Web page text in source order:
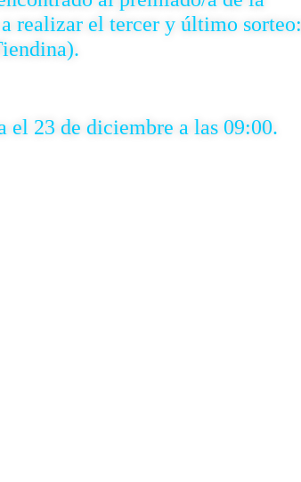
realizar el tercer y último sorteo:
el 23 de diciembre a las 09:00.